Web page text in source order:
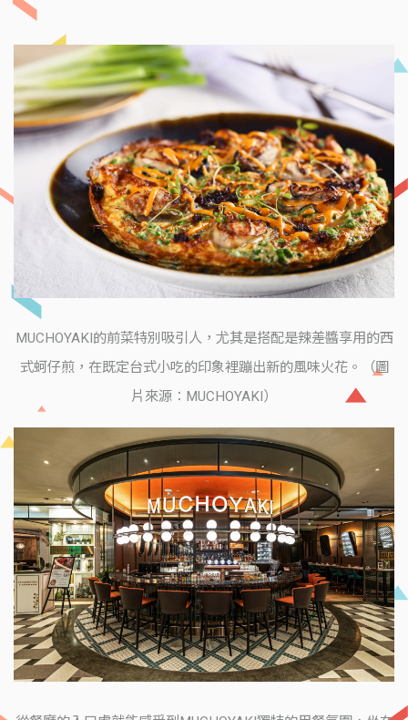
MUCHOYAKI的前菜特別吸引人，尤其是搭配是辣差醬享用的西
式蚵仔煎，在既定台式小吃的印象裡蹦出新的風味火花。（圖
片來源：MUCHOYAKI）